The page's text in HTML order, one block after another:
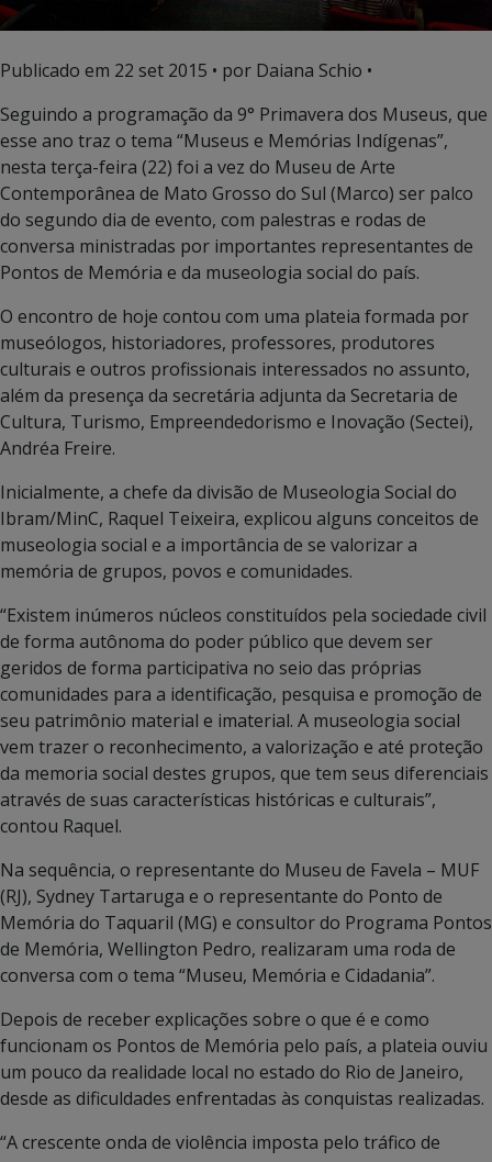
Publicado em 22 set 2015 • por Daiana Schio •
Seguindo a programação da 9° Primavera dos Museus, que
esse ano traz o tema “Museus e Memórias Indígenas”,
nesta terça-feira (22) foi a vez do Museu de Arte
Contemporânea de Mato Grosso do Sul (Marco) ser palco
do segundo dia de evento, com palestras e rodas de
conversa ministradas por importantes representantes de
Pontos de Memória e da museologia social do país.
O encontro de hoje contou com uma plateia formada por
museólogos, historiadores, professores, produtores
culturais e outros profissionais interessados no assunto,
além da presença da secretária adjunta da Secretaria de
Cultura, Turismo, Empreendedorismo e Inovação (Sectei),
Andréa Freire.
Inicialmente, a chefe da divisão de Museologia Social do
Ibram/MinC, Raquel Teixeira, explicou alguns conceitos de
museologia social e a importância de se valorizar a
memória de grupos, povos e comunidades.
“Existem inúmeros núcleos constituídos pela sociedade civil
de forma autônoma do poder público que devem ser
geridos de forma participativa no seio das próprias
comunidades para a identificação, pesquisa e promoção de
seu patrimônio material e imaterial. A museologia social
vem trazer o reconhecimento, a valorização e até proteção
da memoria social destes grupos, que tem seus diferenciais
através de suas características históricas e culturais”,
contou Raquel.
Na sequência, o representante do Museu de Favela – MUF
(RJ), Sydney Tartaruga e o representante do Ponto de
Memória do Taquaril (MG) e consultor do Programa Pontos
de Memória, Wellington Pedro, realizaram uma roda de
conversa com o tema “Museu, Memória e Cidadania”.
Depois de receber explicações sobre o que é e como
funcionam os Pontos de Memória pelo país, a plateia ouviu
um pouco da realidade local no estado do Rio de Janeiro,
desde as dificuldades enfrentadas às conquistas realizadas.
“A crescente onda de violência imposta pelo tráfico de